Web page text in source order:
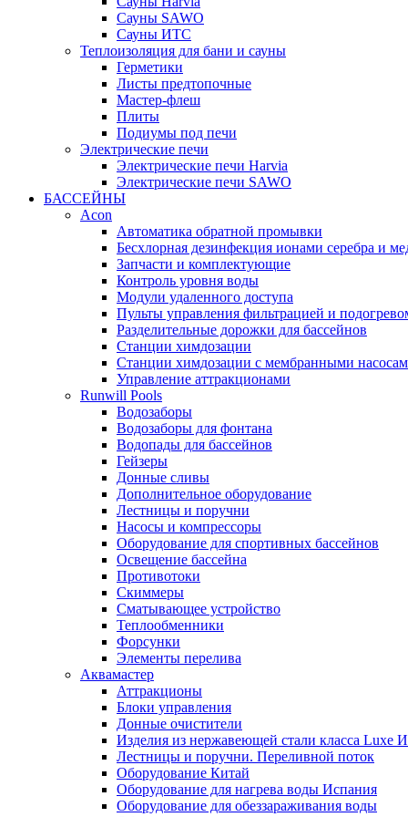
Сауны SAWO
Сауны ИТС
Теплоизоляция для бани и сауны
Герметики
Листы предтопочные
Мастер-флеш
Плиты
Подиумы под печи
Электрические печи
Электрические печи Harvia
Электрические печи SAWO
БАССЕЙНЫ
Acon
Автоматика обратной промывки
Беcхлорная дезинфекция ионами серебра и
Запчасти и комплектующие
Контроль уровня воды
Модули удаленного доступа
Пульты управления фильтрацией и
Разделительные дорожки для бассейнов
Станции химдозации
Станции химдозации с мембранными
Управление аттракционами
Runwill Pools
Водозаборы
Водозаборы для фонтана
Водопады для бассейнов
Гейзеры
Донные сливы
Дополнительное оборудование
Лестницы и поручни
Насосы и компрессоры
Оборудование для спортивных бассейнов
Освещение бассейна
Противотоки
Скиммеры
Сматывающее устройство
Теплообменники
Форсунки
Элементы перелива
Аквамастер
Аттракционы
Блоки управления
Донные очистители
Изделия из нержавеющей стали класса Luxe
Лестницы и поручни. Переливной поток
Оборудование Китай
Оборудование для нагрева воды Испания
Оборудование для обеззараживания воды